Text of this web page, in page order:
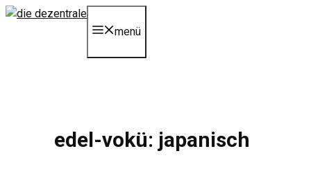
Zum
menü
edel-vokü: japanisch